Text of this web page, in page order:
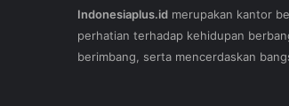
Indonesiaplus.id merupakan kantor
perhatian terhadap kehidupan
berimbang, serta mencerdaskan